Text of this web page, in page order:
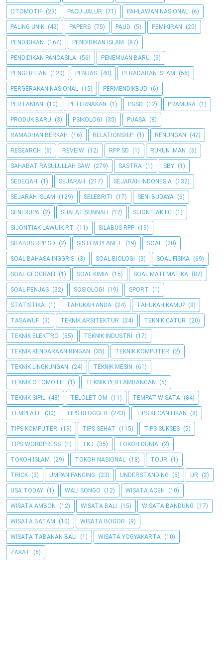
OTOMOTIF (23) PACU JALUR (71) PAHLAWAN NASIONAL (6)
PALING UNIK (42) PAPERS (75) PAUD (5) PEMIKIRAN (20)
PENDIDIKAN (164) PENDIDIKAN ISLAM (87)
PENDIDIKAN PANCASILA (56) PENEMUAN BARU (9)
PENGERTIAN (120) PENJAS (40) PERADABAN ISLAM (56)
PERGERAKAN NASIONAL (15) PERMENDIKBUD (6)
PERTANIAN (10) PETERNAKAN (1) PGSD (12) PRAMUKA (1)
PRODUK BARU (3) PSIKOLOGI (35) PUASA (8)
RAMADHAN BERKAH (16) RELATIONSHIP (1) RENUNGAN (42)
RESEARCH (6) REVEIW (12) RPP SD (1) RUKUN IMAN (6)
SAHABAT RASULULLAH SAW (279) SASTRA (1) SBY (1)
SEDEQAH (1) SEJARAH (217) SEJARAH INDONESIA (132)
SEJARAH ISLAM (129) SELEBRITI (17) SENI BUDAYA (6)
SENI RUPA (2) SHALAT SUNNAH (12) SIJONTIAK FC (1)
SIJONTIAK LAWUIK P.T (11) SILABUS RPP (19)
SILABUS RPP SD (2) SISTEM PLANET (19) SOAL (20)
SOAL BAHASA INGGRIS (3) SOAL BIOLOGI (3) SOAL FISIKA (69)
SOAL GEOGRAFI (1) SOAL KIMIA (15) SOAL MATEMATIKA (82)
SOAL PENJAS (32) SOSIOLOGI (19) SPORT (1)
STATISTIKA (1) TAHUKAH ANDA (24) TAHUKAH KAMU? (9)
TASAWUF (3) TEKNIK ARSITEKTUR (24) TEKNIK CATUR (20)
TEKNIK ELEKTRO (55) TEKNIK INDUSTRI (17)
TEKNIK KENDARAAN RINGAN (35) TEKNIK KOMPUTER (2)
TEKNIK LINGKUNGAN (24) TEKNIK MESIN (61)
TEKNIK OTOMOTIF (1) TEKNIK PERTAMBANGAN (5)
TEKNIK SIPIL (48) TELOLET OM (11) TEMPAT WISATA (84)
TEMPLATE (30) TIPS BLOGGER (243) TIPS KECANTIKAN (8)
TIPS KOMPUTER (19) TIPS SEHAT (115) TIPS SUKSES (5)
TIPS WORDPRESS (1) TKJ (35) TOKOH DUNIA (2)
TOKOH ISLAM (29) TOKOH NASIONAL (18) TOUR (1)
TRICK (3) UMPAN PANCING (23) UNDERSTANDING (5) UR (2)
USA TODAY (1) WALI SONGO (12) WISATA ACEH (10)
WISATA AMBON (12) WISATA BALI (15) WISATA BANDUNG (17)
WISATA BATAM (10) WISATA BOGOR (9)
WISATA TABANAN BALI (1) WISATA YOGYAKARTA (10)
ZAKAT (6)